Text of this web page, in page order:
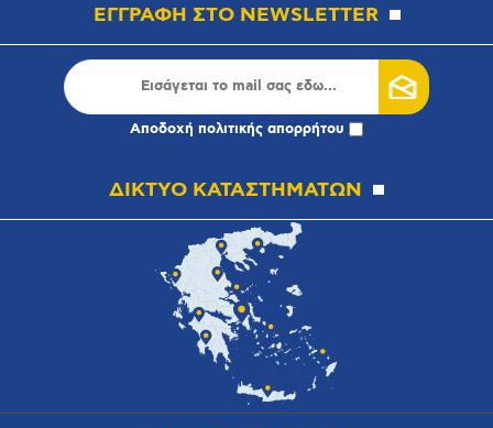
ΕΓΓΡΑΦΗ ΣΤΟ NEWSLETTER
Αποδοχή πολιτικής απορρήτου
ΔΙΚΤΥΟ ΚΑΤΑΣΤΗΜΑΤΩΝ